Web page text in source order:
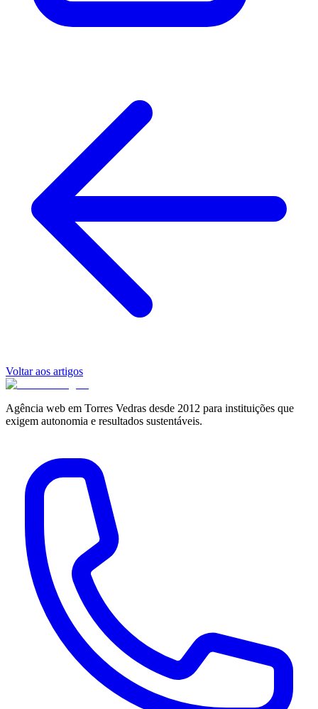
Voltar aos artigos
Agência web em Torres Vedras desde 2012 para instituições que
exigem autonomia e resultados sustentáveis.